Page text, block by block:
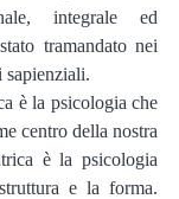
integrale ed
tramandato nei
è la psicologia che
centro della nostra
è la psicologia
e la forma.